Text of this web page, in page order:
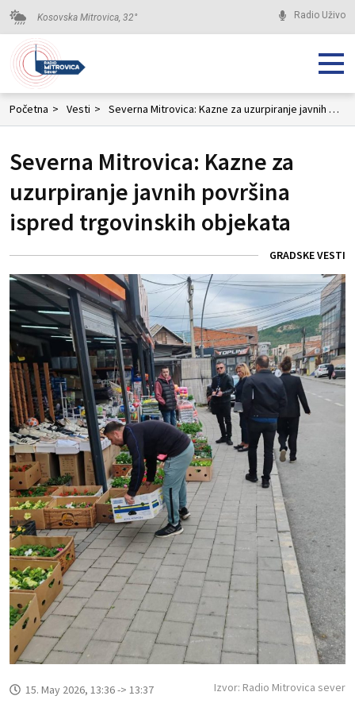
Kosovska Mitrovica, 32° Radio Uživo
Početna > Vesti > Severna Mitrovica: Kazne za uzurpiranje javnih površina ispred trgovinskih objekata
Severna Mitrovica: Kazne za
uzurpiranje javnih površina
ispred trgovinskih objekata
GRADSKE VESTI
15. May 2026, 13:36 -> 13:37 Izvor: Radio Mitrovica sever